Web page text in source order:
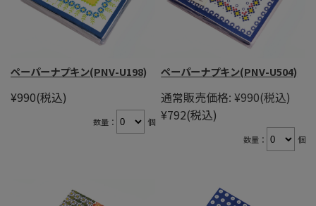
ペーパーナプキン(PNV-U198)
¥990(税込)
数量： 個
ペーパーナプキン(PNV-U504)
通常販売価格: ¥990(税込)
¥792(税込)
数量： 個